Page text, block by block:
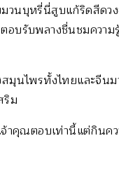
วนบุหรี่นี่สูบแก้ริดสีดว
อบรับพลางชื่นชมความ
สมุนไพรทั้งไทยและจีน
ริม
จ้าคุณตอบเท่านี้แต่กินค